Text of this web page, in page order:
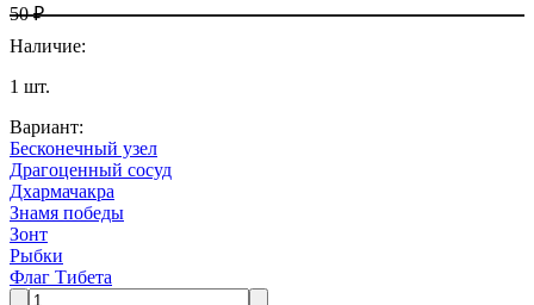
50 ₽
Наличие:
1 шт.
Вариант:
Бесконечный узел
Драгоценный сосуд
Дхармачакра
Знамя победы
Зонт
Рыбки
Флаг Тибета